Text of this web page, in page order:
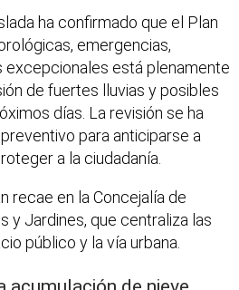
ha confirmado que el Plan
emergencias,
excepcionales está plenamente
de fuertes lluvias y posibles
días. La revisión se ha
para anticiparse a
a la ciudadanía.
recae en la Concejalía de
y Jardines, que centraliza las
público y la vía urbana.